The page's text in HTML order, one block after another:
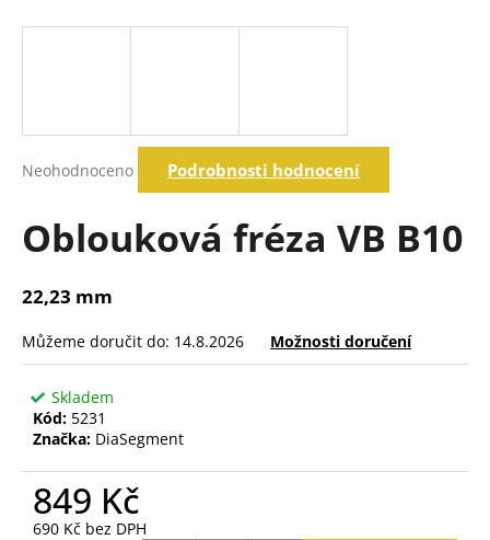
hodnocení
0,0
hvězdiček.
Neohodnoceno Podrobnosti hodnocení
Oblouková fréza VB B10
22,23 mm
Můžeme doručit do: 14.8.2026 Možnosti doručení
Skladem
Kód: 5231
Značka: DiaSegment
849 Kč
690 Kč bez DPH
a
?
Hledat
D
o
p
r
u
u
e